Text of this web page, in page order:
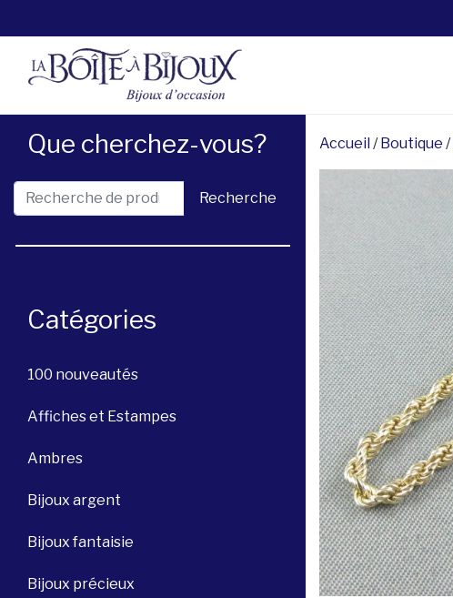
Que cherchez-vous?
Recherche pour : Recherche
Catégories
100 nouveautés
Affiches et Estampes
Ambres
Bijoux argent
Bijoux fantaisie
Bijoux précieux
Accueil /Boutique /